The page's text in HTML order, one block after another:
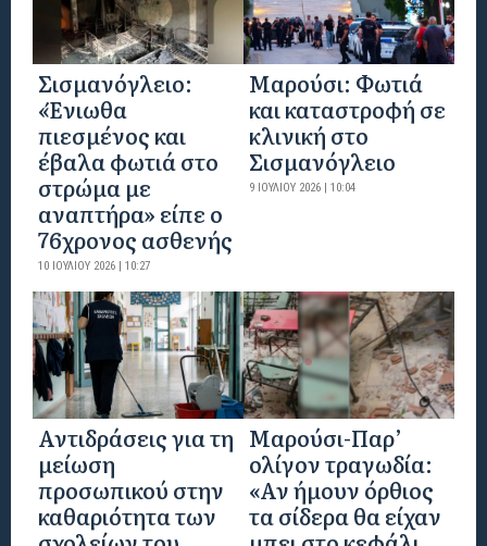
Σισμανόγλειο:
«Ένιωθα
πιεσμένος και
έβαλα φωτιά στο
στρώμα με
αναπτήρα» είπε ο
76χρονος ασθενής
10 ΙΟΥΛΊΟΥ 2026 | 10:27
Μαρούσι: Φωτιά
και καταστροφή σε
κλινική στο
Σισμανόγλειο
9 ΙΟΥΛΊΟΥ 2026 | 10:04
Αντιδράσεις για τη
μείωση
προσωπικού στην
καθαριότητα των
Μαρούσι-Παρ’
ολίγον τραγωδία:
«Αν ήμουν όρθιος
τα σίδερα θα είχαν